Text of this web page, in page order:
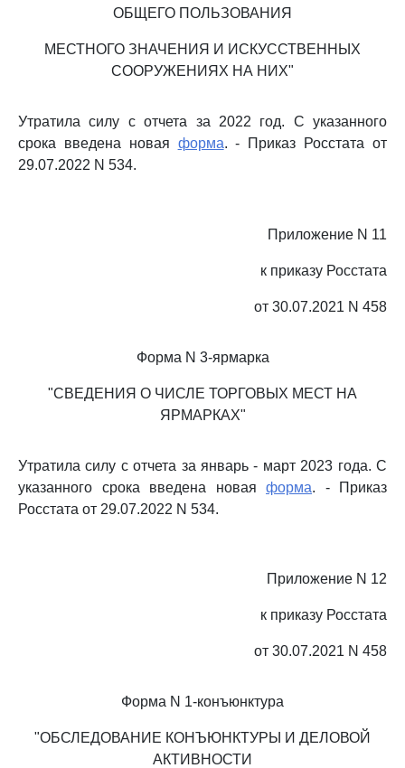
ОБЩЕГО ПОЛЬЗОВАНИЯ
МЕСТНОГО ЗНАЧЕНИЯ И ИСКУССТВЕННЫХ
СООРУЖЕНИЯХ НА НИХ"
Утратила силу с отчета за 2022 год. С указанного
срока введена новая форма. - Приказ Росстата от
29.07.2022 N 534.
Приложение N 11
к приказу Росстата
от 30.07.2021 N 458
Форма N 3-ярмарка
"СВЕДЕНИЯ О ЧИСЛЕ ТОРГОВЫХ МЕСТ НА
ЯРМАРКАХ"
Утратила силу с отчета за январь - март 2023 года. С
указанного срока введена новая форма. - Приказ
Росстата от 29.07.2022 N 534.
Приложение N 12
к приказу Росстата
от 30.07.2021 N 458
Форма N 1-конъюнктура
"ОБСЛЕДОВАНИЕ КОНЪЮНКТУРЫ И ДЕЛОВОЙ
АКТИВНОСТИ